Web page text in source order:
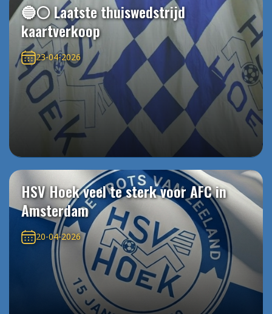
🔵⚪️ Laatste thuiswedstrijd
kaartverkoop
23-04-2026
HSV Hoek veel te sterk voor AFC in
Amsterdam
20-04-2026